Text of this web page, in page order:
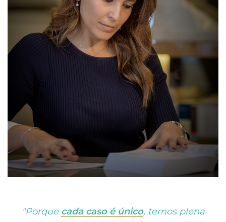
"Porque cada caso é único, temos plena